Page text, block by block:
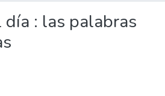
día : las palabras